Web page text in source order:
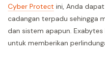
Cyber Protect ini, Anda
cadangan terpadu sehingga
dan sistem apapun.
untuk memberikan